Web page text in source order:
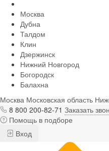
Москва
Дубна
Талдом
Клин
Дзержинск
Нижний Новгород
Богородск
Балахна
Москва Московская область
8 800 200-82-71 Заказать
Помощь в подборе
Вход